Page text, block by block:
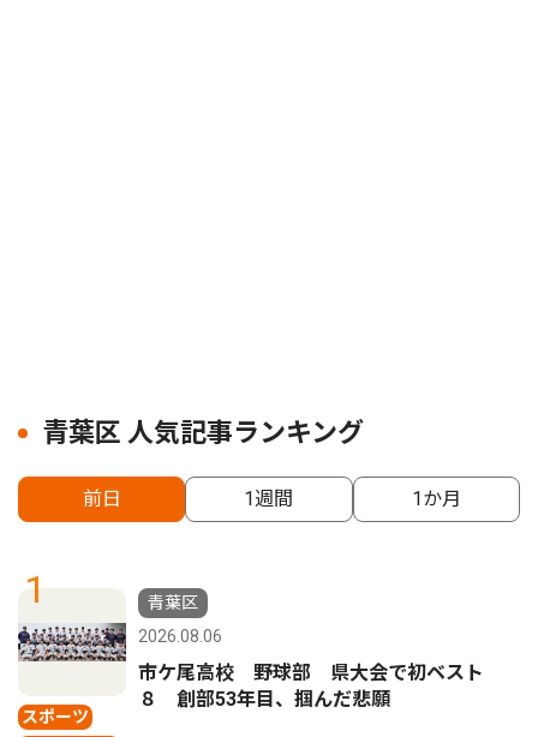
青葉区 人気記事ランキング
前日 1週間 1か月
1
スポーツ
青葉区
2026.08.06
市ケ尾高校 野球部 県大会で初ベスト
８ 創部53年目、掴んだ悲願